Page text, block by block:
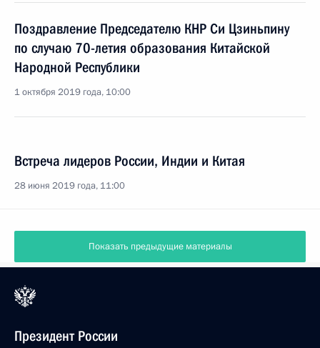
Поздравление Председателю КНР Си Цзиньпину
по случаю 70-летия образования Китайской
Народной Республики
1 октября 2019 года, 10:00
Встреча лидеров России, Индии и Китая
28 июня 2019 года, 11:00
Показать предыдущие материалы
Президент России